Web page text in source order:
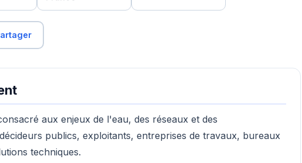
aux enjeux de l'eau, des réseaux et des
publics, exploitants, entreprises de travaux, bureaux
techniques.